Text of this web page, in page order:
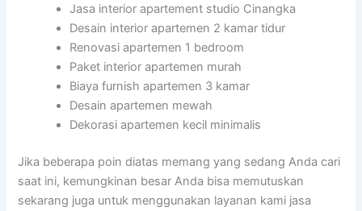
Jasa interior apartement studio Cinangka
Desain interior apartemen 2 kamar tidur
Renovasi apartemen 1 bedroom
Paket interior apartemen murah
Biaya furnish apartemen 3 kamar
Desain apartemen mewah
Dekorasi apartemen kecil minimalis
Jika beberapa poin diatas memang yang sedang Anda cari
saat ini, kemungkinan besar Anda bisa memutuskan
sekarang juga untuk menggunakan layanan kami jasa